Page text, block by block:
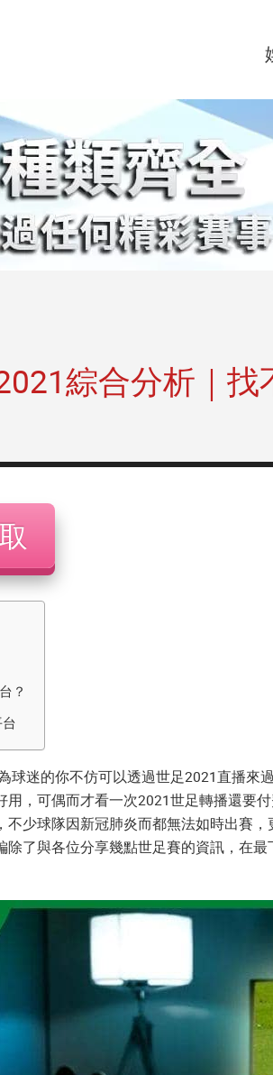
綜合分析｜
？
球迷的你不仿可以透過世足2021直播來
用，可偶而才看一次2021世足轉播還要
少球隊因新冠肺炎而都無法如時出賽
了與各位分享幾點世足賽的資訊，在